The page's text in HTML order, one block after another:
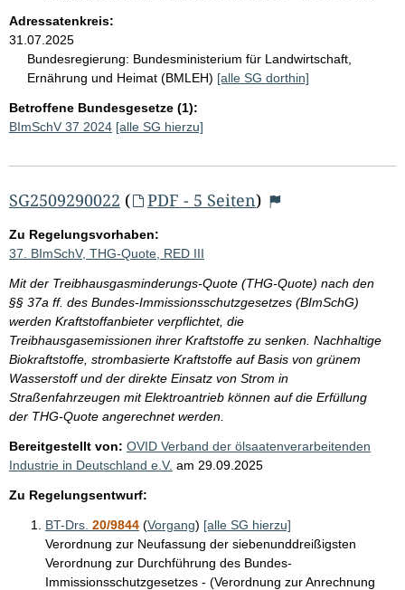
Adressatenkreis:
31.07.2025
Bundesregierung: Bundesministerium für Landwirtschaft,
Ernährung und Heimat (BMLEH) [alle SG dorthin]
Betroffene Bundesgesetze (1):
BImSchV 37 2024 [alle SG hierzu]
SG2509290022 ( PDF - 5 Seiten)
Zu Regelungsvorhaben:
37. BImSchV, THG-Quote, RED III
Mit der Treibhausgasminderungs-Quote (THG-Quote) nach den
§§ 37a ff. des Bundes-Immissionsschutzgesetzes (BImSchG)
werden Kraftstoffanbieter verpflichtet, die
Treibhausgasemissionen ihrer Kraftstoffe zu senken. Nachhaltige
Biokraftstoffe, strombasierte Kraftstoffe auf Basis von grünem
Wasserstoff und der direkte Einsatz von Strom in
Straßenfahrzeugen mit Elektroantrieb können auf die Erfüllung
der THG-Quote angerechnet werden.
Bereitgestellt von: OVID Verband der ölsaatenverarbeitenden
Industrie in Deutschland e.V. am 29.09.2025
Zu Regelungsentwurf:
BT-Drs. 20/9844 (Vorgang) [alle SG hierzu]
Verordnung zur Neufassung der siebenunddreißigsten
Verordnung zur Durchführung des Bundes-
Immissionsschutzgesetzes - (Verordnung zur Anrechnung